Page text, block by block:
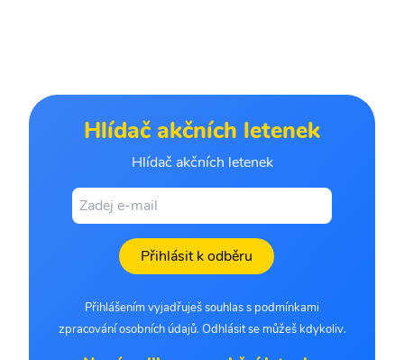
Hlídač akčních letenek
Hlídač akčních letenek
Přihlásit k odběru
Přihlášením vyjadřuješ souhlas s podmínkami
zpracování osobních údajů. Odhlásit se můžeš kdykoliv.